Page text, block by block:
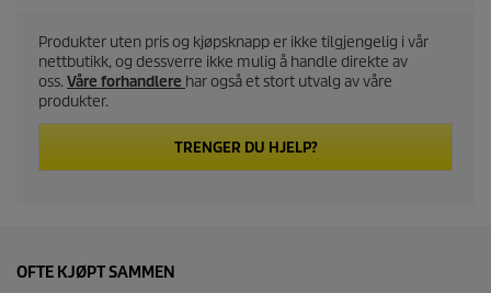
Produkter uten pris og kjøpsknapp er ikke tilgjengelig i vår
nettbutikk, og dessverre ikke mulig å handle direkte av
oss.Våre forhandlere har også et stort utvalg av våre
produkter.
TRENGER DU HJELP?
OFTE KJØPT SAMMEN